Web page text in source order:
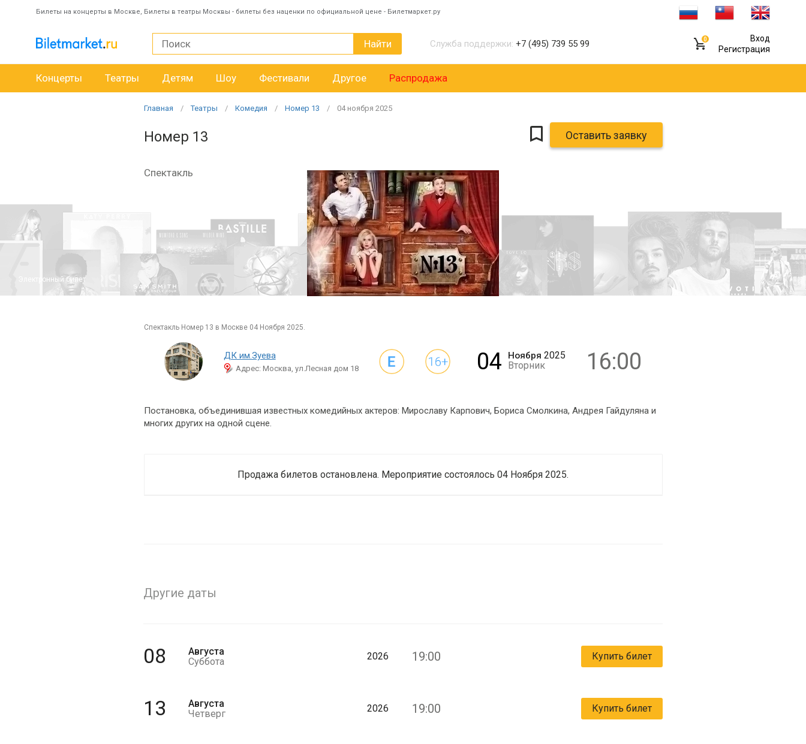
Билеты на концерты в Москве, Билеты в театры Москвы - билеты без наценки по официальной цене - Билетмаркет.ру
Найти Служба поддержки: +7 (495) 739 55 99 0
Вход
Регистрация
Концерты Театры Детям Шоу Фестивали Другое Распродажа
Главная Театры Комедия Номер 13 04 ноября 2025
Номер 13 Оставить заявку
Спектакль
Электронный билет 16+
спектакль Номер 13 в Москве 04 Ноября 2025.
ДК им.Зуева
Адрес: Москва, ул.Лесная дом 18 04 Ноября 2025
Вторник
16:00
Постановка, объединившая известных комедийных актеров: Мирославу Карпович, Бориса Смолкина, Андрея Гайдуляна и
многих других на одной сцене.
Продажа билетов остановлена. Мероприятие состоялось 04 Ноября 2025.
Другие даты
08
Августа
Суббота
2026 19:00 Купить билет
13
Августа
Четверг
2026 19:00 Купить билет